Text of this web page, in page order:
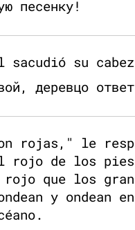
песенку!
su
деревцо
rojas," le
rojo de los
rojo que los
y ondean